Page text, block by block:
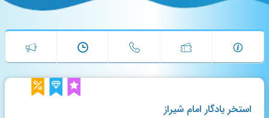
استخر یادگار امام شیراز